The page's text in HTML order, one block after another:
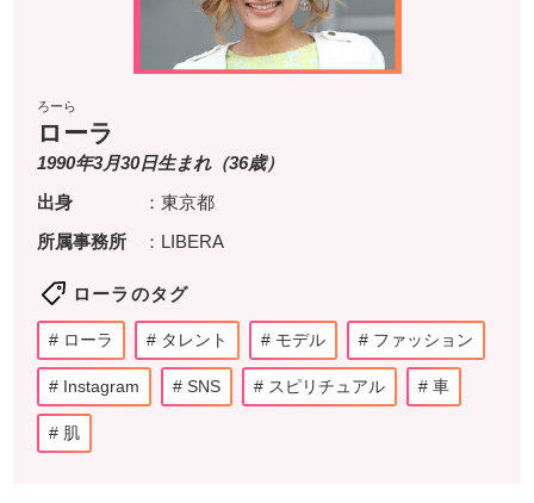
ろーら
ローラ
1990年3月30日生まれ（36歳）
出身
：東京都
所属事務所
：LIBERA
ローラのタグ
ローラ タレント モデル ファッション
Instagram SNS スピリチュアル 車
肌